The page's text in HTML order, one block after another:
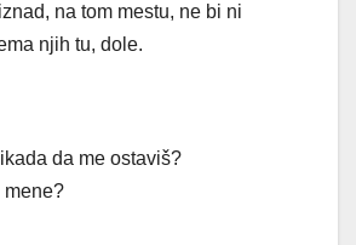
na tom mestu, ne bi ni
njih tu, dole.
da me ostaviš?
mene?